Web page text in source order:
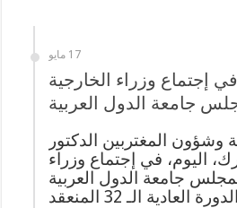
17 مايو
إجتماع وزراء الخارجية
جامعة الدول العربية
وشؤون المغتربين الدكتور
اليوم، في إجتماع وزراء
جامعة الدول العربية
على مستوى القمة الدورة العادية الـ 32 المنعقد